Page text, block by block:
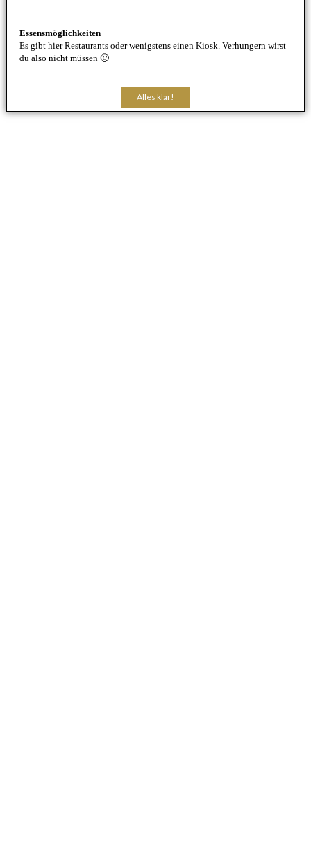
Alles klar!
Alles klar!
Alles klar!
Alles klar!
Essensmöglichkeiten
Es gibt hier Restaurants oder wenigstens einen Kiosk. Verhungern wirst
du also nicht müssen 🙂
Alles klar!